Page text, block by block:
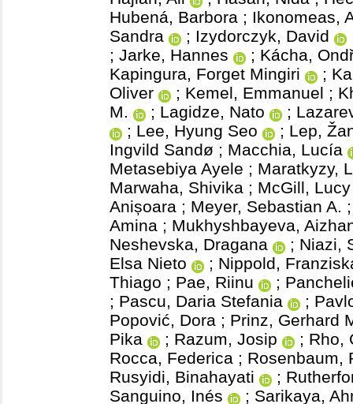
Hubená, Barbora ; Ikonomeas,
Sandra
; Izydorczyk, David
; Jarke, Hannes ; Kácha,
Kapingura, Forget Mingiri
;
Oliver
; Kemel, Emmanuel ;
M.
; Lagidze, Nato ;
; Lee, Hyung Seo ; Lep,
Ingvild Sandø ; Macchia, Lucía
Metasebiya Ayele ; Maratkyzy,
Marwaha, Shivika ; McGill, Lucy
Anișoara ; Meyer, Sebastian A.
Amina ; Mukhyshbayeva,
Neshevska, Dragana
; Niazi,
Elsa Nieto
; Nippold,
Thiago ; Pae, Riinu ;
; Pascu, Daria Stefania ;
Popović, Dora ; Prinz, Gerhard
Pika
; Razum, Josip ; Rho,
Rocca, Federica ; Rosenbaum,
Rusyidi, Binahayati
;
Sanguino, Inés
; Sarikaya,